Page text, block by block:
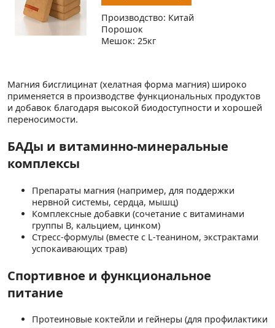
Производство: Китай
Порошок
Мешок: 25кг
Магния бисглицинат (хелатная форма магния) широко
применяется в производстве функциональных продуктов
и добавок благодаря высокой биодоступности и хорошей
переносимости.
БАДы и витаминно-минеральные
комплексы
Препараты магния (например, для поддержки
нервной системы, сердца, мышц)
Комплексные добавки (сочетание с витаминами
группы B, кальцием, цинком)
Стресс-формулы (вместе с L-теанином, экстрактами
успокаивающих трав)
Спортивное и функциональное
питание
Протеиновые коктейли и гейнеры (для профилактики